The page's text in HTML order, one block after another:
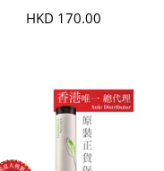
HKD 170.00